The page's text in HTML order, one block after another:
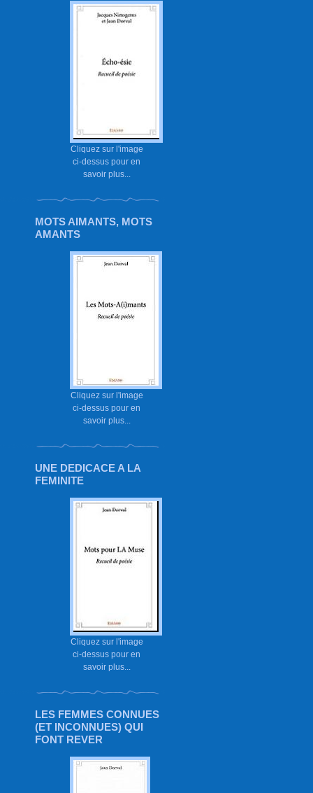
Cliquez sur l'image
ci-dessus pour en
savoir plus...
MOTS AIMANTS, MOTS
AMANTS
Cliquez sur l'image
ci-dessus pour en
savoir plus...
UNE DEDICACE A LA
FEMINITE
Cliquez sur l'image
ci-dessus pour en
savoir plus...
LES FEMMES CONNUES
(ET INCONNUES) QUI
FONT REVER